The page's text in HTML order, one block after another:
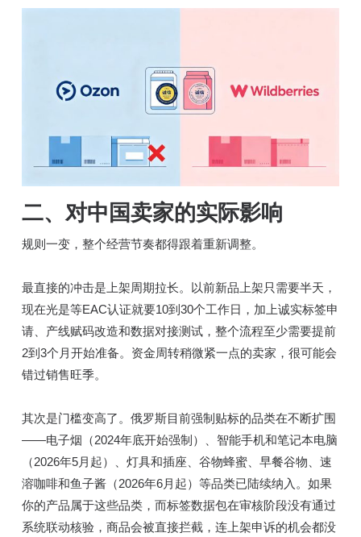
二、对中国卖家的实际影响
规则一变，整个经营节奏都得跟着重新调整。
最直接的冲击是上架周期拉长。以前新品上架只需要半天，
现在光是等EAC认证就要10到30个工作日，加上诚实标签申
请、产线赋码改造和数据对接测试，整个流程至少需要提前
2到3个月开始准备。资金周转稍微紧一点的卖家，很可能会
错过销售旺季。
其次是门槛变高了。俄罗斯目前强制贴标的品类在不断扩围
——电子烟（2024年底开始强制）、智能手机和笔记本电脑
（2026年5月起）、灯具和插座、谷物蜂蜜、早餐谷物、速
溶咖啡和鱼子酱（2026年6月起）等品类已陆续纳入。如果
你的产品属于这些品类，而标签数据包在审核阶段没有通过
系统联动核验，商品会被直接拦截，连上架申诉的机会都没